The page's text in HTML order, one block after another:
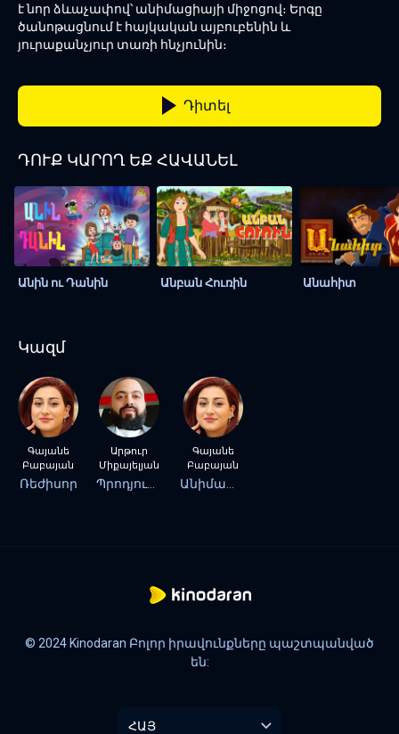
է նոր ձևաչափով՝ անիմացիայի միջոցով։ Երգը
ծանոթացնում է հայկական այբուբենին և
յուրաքանչյուր տառի հնչյունին։
Դիտել
ԴՈՒՔ ԿԱՐՈՂ ԵՔ ՀԱՎԱՆԵԼ
Անին ու Դանին Անբան Հուռին Անահիտ
Կազմ
Գայանե
Բաբայան
Ռեժիսոր
Արթուր
Միքայելյան
Գայանե
Բաբայան
© 2024 Kinodaran Բոլոր իրավունքները պաշտպանված
են:
ՀԱՅ